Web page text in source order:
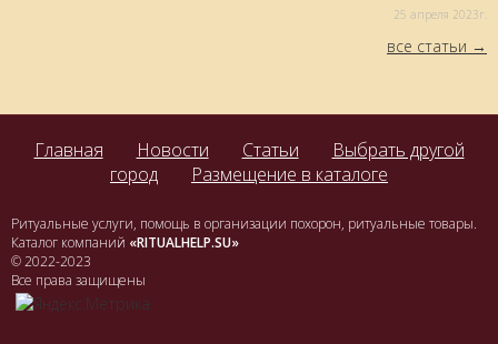
25 aпреля 2023г.
все статьи
Главная Новости Статьи
Выбрать другой
город
Размещение в каталоге
Ритуальные услуги, помощь в организации похорон, ритуальные товары.
Каталог компаний «RITUALHELP.SU»
© 2022-2023
Все права защищены